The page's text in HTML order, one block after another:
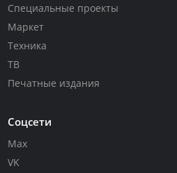
Специальные проекты
Маркет
Техника
ТВ
Печатные издания
Соцсети
Max
VK